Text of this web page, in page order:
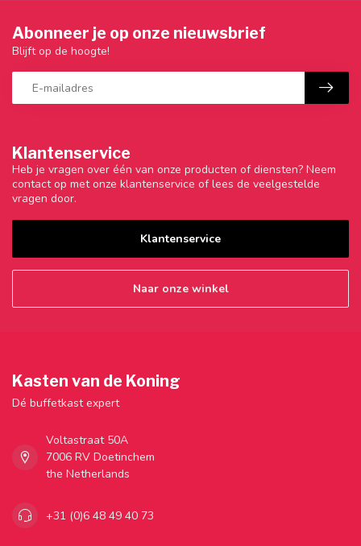
Klantenservice
Heb je vragen over één van onze producten of diensten? Neem
contact op met onze klantenservice of lees de veelgestelde
vragen door.
Klantenservice
Naar onze winkel
Abonneer je op onze nieuwsbrief
Blijft op de hoogte!
Kasten van de Koning
Dé buffetkast expert
Voltastraat 50A
7006 RV Doetinchem
the Netherlands
+31 (0)6 48 49 40 73